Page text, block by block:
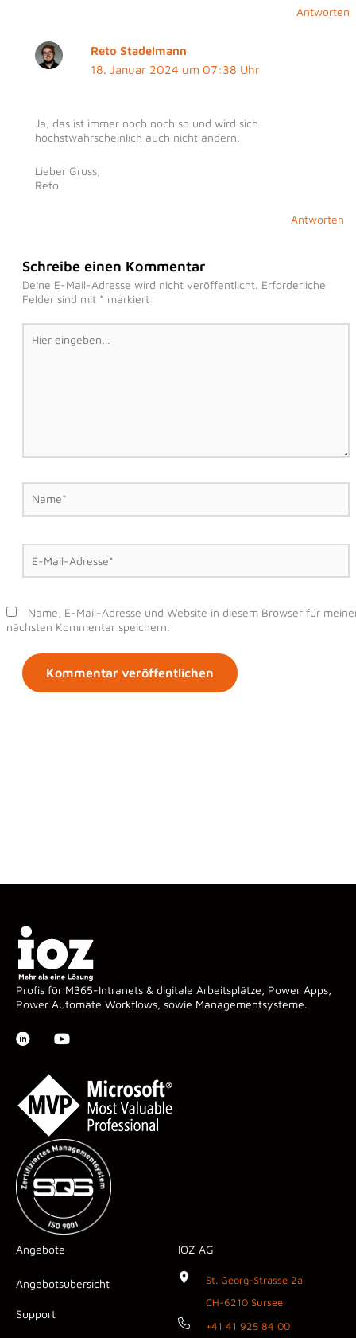
Antworten
Reto Stadelmann
18. Januar 2024 um 07:38 Uhr
Ja, das ist immer noch noch so und wird sich
höchstwahrscheinlich auch nicht ändern.
Lieber Gruss,
Reto
Antworten
Schreibe einen Kommentar
Deine E-Mail-Adresse wird nicht veröffentlicht. Erforderliche
Felder sind mit * markiert
Hier
eingeben…
Name*
E-
Mail-
Adresse*
Name, E-Mail-Adresse und Website in diesem Browser für
nächsten Kommentar speichern.
Profis für M365-Intranets & digitale Arbeitsplätze, Power Apps,
Power Automate Workflows, sowie Managementsysteme.
Angebote
Angebotsübersicht
Support
IOZ AG
St. Georg-Strasse 2a
CH-6210 Sursee
+41 41 925 84 00